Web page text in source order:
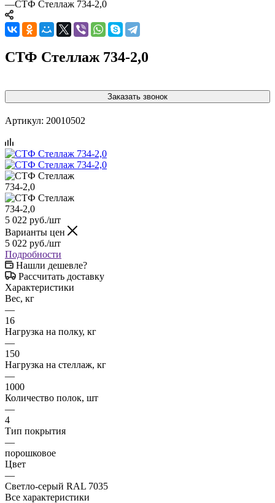
—СТФ Стеллаж 734-2,0
СТФ Стеллаж 734-2,0
Заказать звонок
Артикул: 20010502
5 022 руб./шт
Варианты цен
5 022 руб./шт
Подробности
Нашли дешевле?
Рассчитать доставку
Характеристики
Вес, кг
—
16
Нагрузка на полку, кг
—
150
Нагрузка на стеллаж, кг
—
1000
Количество полок, шт
—
4
Тип покрытия
—
порошковое
Цвет
—
Светло-серый RAL 7035
Все характеристики